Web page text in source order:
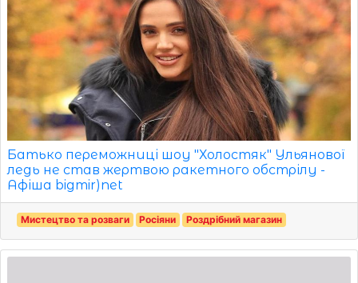
Батько переможниці шоу "Холостяк" Ульянової
ледь не став жертвою ракетного обстрілу -
Афіша bigmir)net
Мистецтво та розваги Росіяни Роздрібний магазин